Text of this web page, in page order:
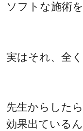
ソフトな施術
実はそれ、全
先生からしたら
効果出ている